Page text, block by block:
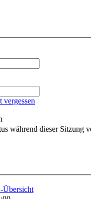
vergessen
während dieser Sitzung
Übersicht